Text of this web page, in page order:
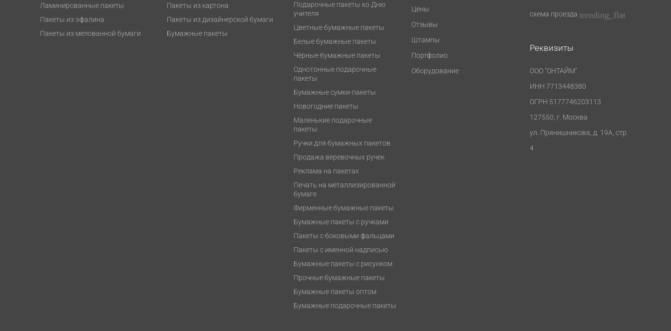
Ламинированные пакеты
Пакеты из картона
Пакеты из эфалина
Пакеты из дизайнерской бумаги
Пакеты из мелованной бумаги
Бумажные пакеты
Подарочные пакеты ко Дню
учителя
Цветные бумажные пакеты
Белые бумажные пакеты
Чёрные бумажные пакеты
Однотонные подарочные
пакеты
Бумажные сумки-пакеты
Новогодние пакеты
Маленькие подарочные
пакеты
Ручки для бумажных пакетов
Продажа веревочных ручек
Реклама на пакетах
Печать на металлизированной
бумаге
Фирменные бумажные пакеты
Бумажные пакеты с ручками
Пакеты с боковыми фальцами
Пакеты с именной надписью
Бумажные пакеты с рисунком
Прочные бумажные пакеты
Бумажные пакеты оптом
Бумажные подарочные пакеты
Цены
Отзывы
Штампы
Портфолио
Оборудование
схема проезда trending_flat
Реквизиты
ООО "ОНТАЙМ"
ИНН 7713448380
ОГРН 5177746203113
127550, г. Москва
ул. Прянишникова, д. 19А, стр.
4